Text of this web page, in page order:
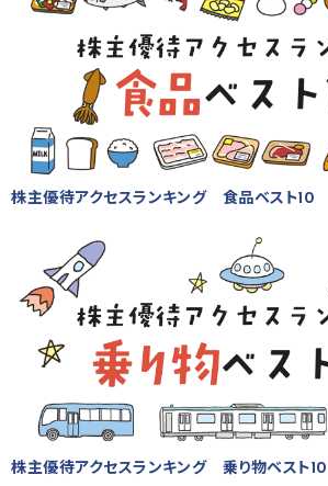
株主優待アクセスランキング 食品ベスト10
株主優待アクセスランキング 乗り物ベスト10